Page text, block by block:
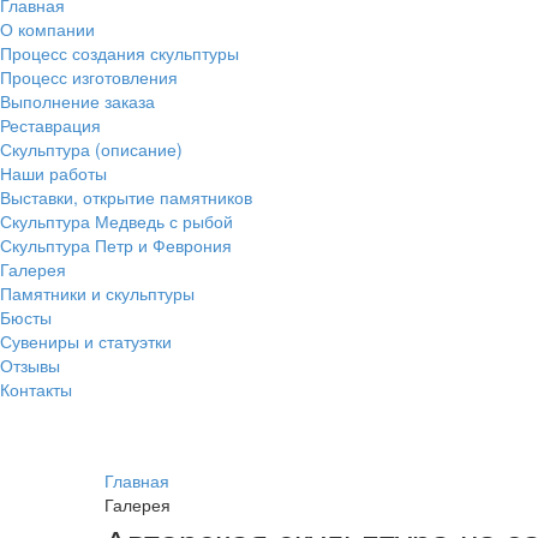
Главная
О компании
Процесс создания скульптуры
Процесс изготовления
Выполнение заказа
Реставрация
Скульптура (описание)
Наши работы
Выставки, открытие памятников
Скульптура Медведь с рыбой
Скульптура Петр и Феврония
Галерея
Памятники и скульптуры
Бюсты
Сувениры и статуэтки
Отзывы
Контакты
Главная
Галерея